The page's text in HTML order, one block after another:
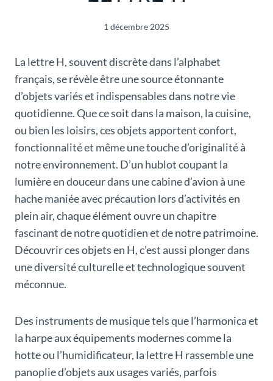
1 décembre 2025
La lettre H, souvent discrète dans l’alphabet
français, se révèle être une source étonnante
d’objets variés et indispensables dans notre vie
quotidienne. Que ce soit dans la maison, la cuisine,
ou bien les loisirs, ces objets apportent confort,
fonctionnalité et même une touche d’originalité à
notre environnement. D’un hublot coupant la
lumière en douceur dans une cabine d’avion à une
hache maniée avec précaution lors d’activités en
plein air, chaque élément ouvre un chapitre
fascinant de notre quotidien et de notre patrimoine.
Découvrir ces objets en H, c’est aussi plonger dans
une diversité culturelle et technologique souvent
méconnue.
Des instruments de musique tels que l’harmonica et
la harpe aux équipements modernes comme la
hotte ou l’humidificateur, la lettre H rassemble une
panoplie d’objets aux usages variés, parfois